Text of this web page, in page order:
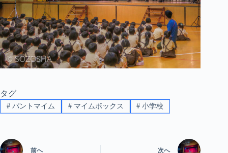
タグ
#パントマイム #マイムボックス # 小学校
前へ 次へ